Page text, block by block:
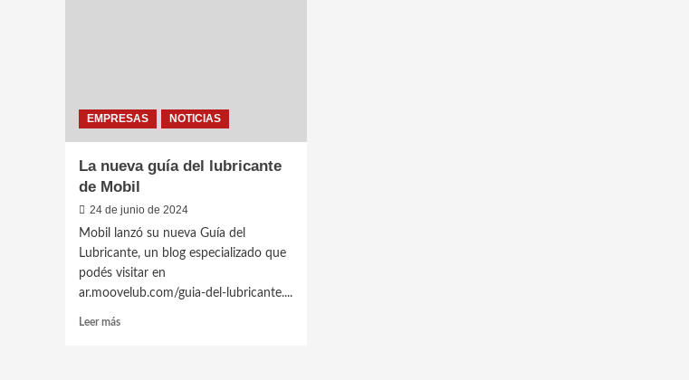
EMPRESAS NOTICIAS
La nueva guía del lubricante
de Mobil
24 de junio de 2024
Mobil lanzó su nueva Guía del
Lubricante, un blog especializado que
podés visitar en
ar.moovelub.com/guia-del-lubricante....
Leer másLeer